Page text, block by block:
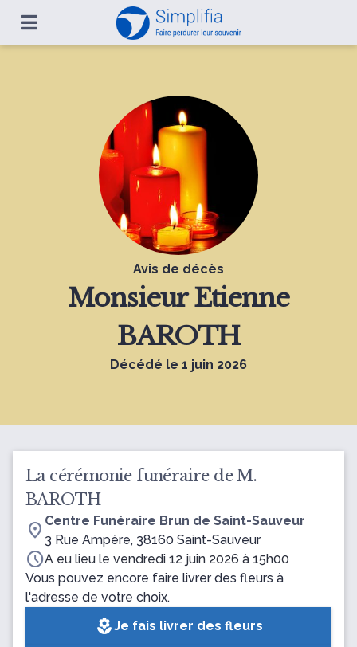
Avis de décès
MonsieurEtienne
BAROTH
Décédé le 1 juin 2026
La cérémonie funéraire de M.
BAROTH
location_on Centre Funéraire Brun de Saint-Sauveur
3 Rue Ampère, 38160 Saint-Sauveur
scheduleA eu lieu le vendredi 12 juin 2026 à 15h00
Vous pouvez encore faire livrer des fleurs à
l'adresse de votre choix.
local_floristJe fais livrer des fleurs